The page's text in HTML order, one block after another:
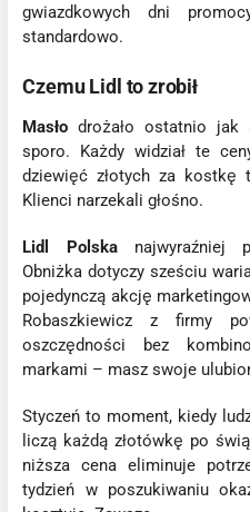
gwiazdkowych dni
standardowo.
Czemu Lidl to zrobił
Masło drożało ostatnio jak
sporo. Każdy widział te
dziewięć złotych za
Klienci narzekali głośno.
Lidl Polskanajwyraźniej
Obniżka dotyczy sześciu
pojedynczą akcję
Robaszkiewicz z firmy
oszczędności bez
markami – masz swoje
Styczeń to moment, kiedy
liczą każdą złotówkę po
niższa cena eliminuje
tydzień w poszukiwaniu